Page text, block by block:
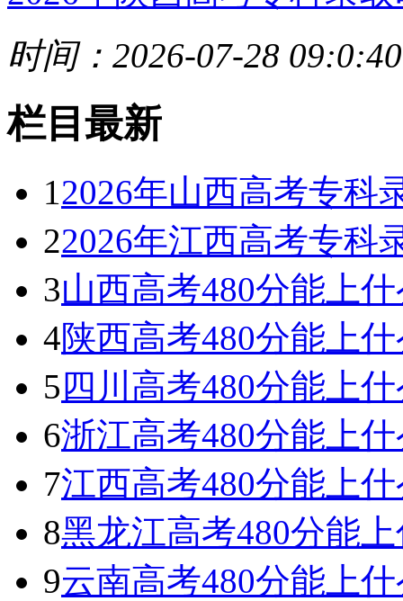
时间：2026-07-28 09:0:40
栏目最新
12026年山西高考专科
22026年江西高考专科
3山西高考480分能上
4陕西高考480分能上
5 四川高考480分能上
6浙江高考480分能上
7江西高考480分能上
8黑龙江高考480分能
9云南高考480分能上